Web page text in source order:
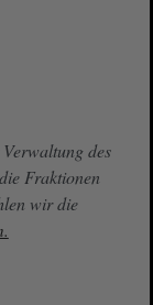
des
Fraktionen
wir die